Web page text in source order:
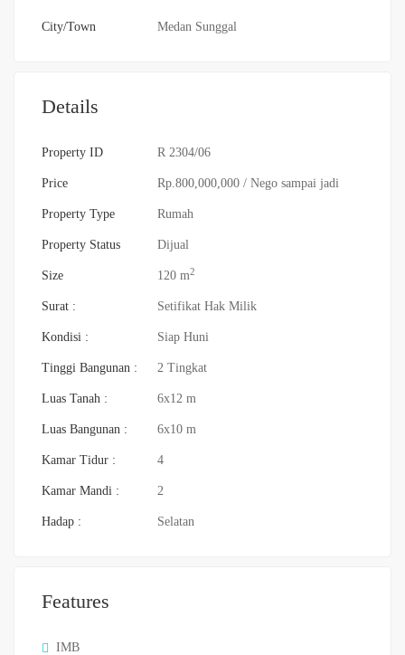
City/Town Medan Sunggal
Details
Property ID R 2304/06
Price Rp.800,000,000 / Nego sampai jadi
Property Type Rumah
Property Status Dijual
Size 120 m2
Surat : Setifikat Hak Milik
Kondisi : Siap Huni
Tinggi Bangunan : 2 Tingkat
Luas Tanah : 6x12 m
Luas Bangunan : 6x10 m
Kamar Tidur : 4
Kamar Mandi : 2
Hadap : Selatan
Features
IMB